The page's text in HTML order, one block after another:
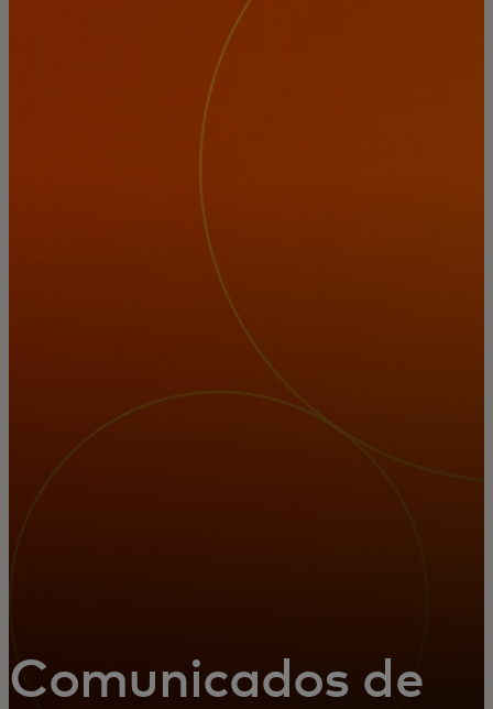
Para empresas
Para innovadores
Noticias y tendencias
Comunicados de